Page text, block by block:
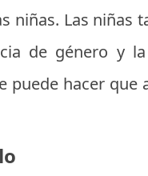
niñas. Las
de género y
puede hacer